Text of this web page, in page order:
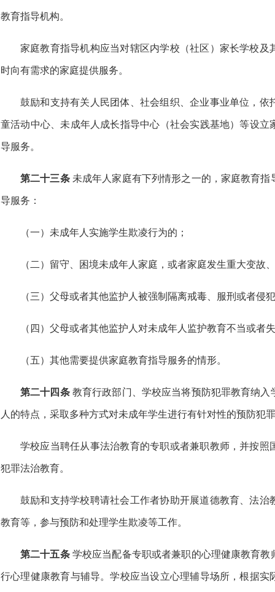
教育指导机构。
家庭教育指导机构应当对辖区内学校（社区）家长学校
时向有需求的家庭提供服务。
鼓励和支持有关人民团体、社会组织、企业事业单位，
童活动中心、未成年人成长指导中心（社会实践基地）等设
导服务。
第二十三条未成年人家庭有下列情形之一的，家庭教育
导服务：
（一）未成年人实施学生欺凌行为的；
（二）留守、困境未成年人家庭，或者家庭发生重大变故
（三）父母或者其他监护人被强制隔离戒毒、服刑或者侵
（四）父母或者其他监护人对未成年人监护教育不当或者
（五）其他需要提供家庭教育指导服务的情形。
第二十四条教育行政部门、学校应当将预防犯罪教育纳
人的特点，采取多种方式对未成年学生进行有针对性的预防犯
学校应当聘任从事法治教育的专职或者兼职教师，并按
犯罪法治教育。
鼓励和支持学校聘请社会工作者协助开展道德教育、法
教育等，参与预防和处理学生欺凌等工作。
第二十五条学校应当配备专职或者兼职的心理健康教育
行心理健康教育与辅导。学校应当设立心理辅导场所，根据